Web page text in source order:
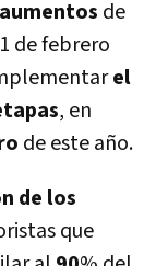
de
de febrero
el
, en
de este año.
de los
que